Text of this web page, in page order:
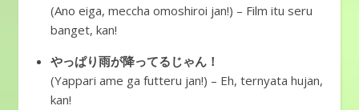
(Ano eiga, meccha omoshiroi jan!) – Film itu seru
banget, kan!
やっぱり雨が降ってるじゃん！
(Yappari ame ga futteru jan!) – Eh, ternyata hujan,
kan!